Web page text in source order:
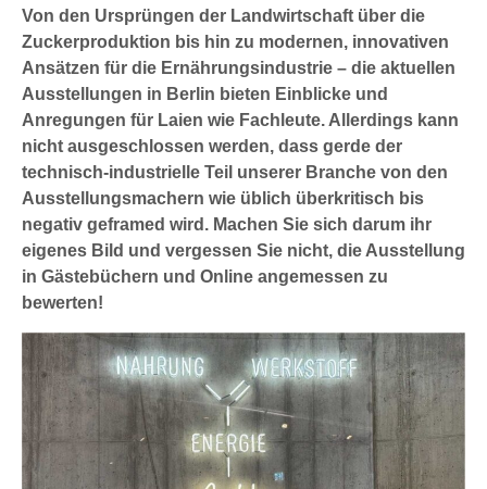
Von den Ursprüngen der Landwirtschaft über die
Zuckerproduktion bis hin zu modernen, innovativen
Ansätzen für die Ernährungsindustrie – die aktuellen
Ausstellungen in Berlin bieten Einblicke und
Anregungen für Laien wie Fachleute. Allerdings kann
nicht ausgeschlossen werden, dass gerde der
technisch-industrielle Teil unserer Branche von den
Ausstellungsmachern wie üblich überkritisch bis
negativ geframed wird. Machen Sie sich darum ihr
eigenes Bild und vergessen Sie nicht, die Ausstellung
in Gästebüchern und Online angemessen zu
bewerten!